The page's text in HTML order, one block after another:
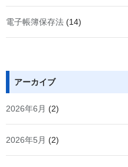
電子帳簿保存法 (14)
アーカイブ
2026年6月 (2)
2026年5月 (2)